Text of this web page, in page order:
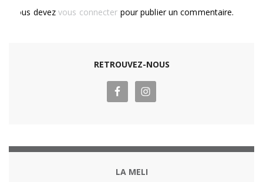
Vous devezvous connecter pour publier un commentaire.
RETROUVEZ-NOUS
LA MELI